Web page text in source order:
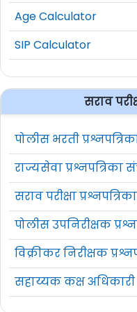
Age Calculator
SIP Calculator
सराव
पोलीस भरती
राज्यसेवा प्रश्नपत्रिका
सराव परीक्षा
पोलीस उपनिरीक्षक
विक्रीकर निरीक्षक
सहाय्यक कक्ष अधिकारी